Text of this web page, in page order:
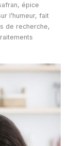
épice
l’humeur, fait
de recherche,